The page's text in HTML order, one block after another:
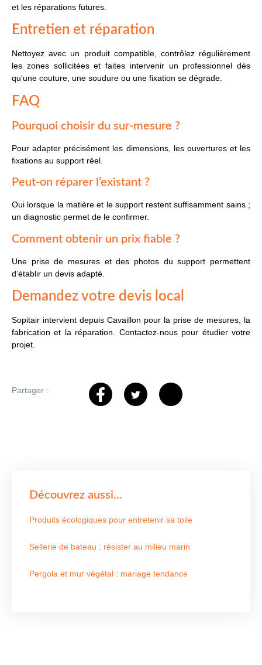
et les réparations futures.
Entretien et réparation
Nettoyez avec un produit compatible, contrôlez régulièrement
les zones sollicitées et faites intervenir un professionnel dès
qu’une couture, une soudure ou une fixation se dégrade.
FAQ
Pourquoi choisir du sur-mesure ?
Pour adapter précisément les dimensions, les ouvertures et les
fixations au support réel.
Peut-on réparer l’existant ?
Oui lorsque la matière et le support restent suffisamment sains ;
un diagnostic permet de le confirmer.
Comment obtenir un prix fiable ?
Une prise de mesures et des photos du support permettent
d’établir un devis adapté.
Demandez votre devis local
Sopitair intervient depuis Cavaillon pour la prise de mesures, la
fabrication et la réparation. Contactez-nous pour étudier votre
projet.
Partager :
Découvrez aussi...
Produits écologiques pour entretenir sa toile
Sellerie de bateau : résister au milieu marin
Pergola et mur végétal : mariage tendance